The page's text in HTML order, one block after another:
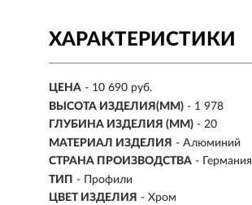
ХАРАКТЕРИСТИКИ
ЦЕНА - 10 690 руб.
ВЫСОТА ИЗДЕЛИЯ(ММ) - 1 978
ГЛУБИНА ИЗДЕЛИЯ (ММ) - 20
МАТЕРИАЛ ИЗДЕЛИЯ - Алюминий
СТРАНА ПРОИЗВОДСТВА - Германия
ТИП - Профили
ЦВЕТ ИЗДЕЛИЯ - Хром